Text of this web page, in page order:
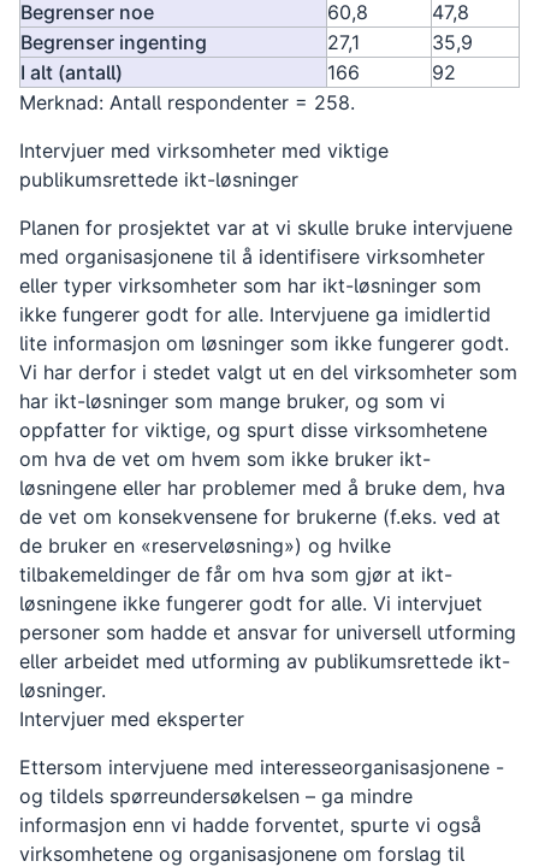
Begrenser noe 60,8
47,8
Begrenser ingenting
27,1
35,9
I alt (antall)
166
92
Merknad: Antall respondenter = 258.
Intervjuer med virksomheter med viktige
publikumsrettede ikt-løsninger
Planen for prosjektet var at vi skulle bruke intervjuene
med organisasjonene til å identifisere virksomheter
eller typer virksomheter som har ikt-løsninger som
ikke fungerer godt for alle. Intervjuene ga imidlertid
lite informasjon om løsninger som ikke fungerer godt.
Vi har derfor i stedet valgt ut en del virksomheter som
har ikt-løsninger som mange bruker, og som vi
oppfatter for viktige, og spurt disse virksomhetene
om hva de vet om hvem som ikke bruker ikt-
løsningene eller har problemer med å bruke dem, hva
de vet om konsekvensene for brukerne (f.eks. ved at
de bruker en «reserveløsning») og hvilke
tilbakemeldinger de får om hva som gjør at ikt-
løsningene ikke fungerer godt for alle. Vi intervjuet
personer som hadde et ansvar for universell utforming
eller arbeidet med utforming av publikumsrettede ikt-
løsninger.
Intervjuer med eksperter
Ettersom intervjuene med interesseorganisasjonene -
og tildels spørreundersøkelsen – ga mindre
informasjon enn vi hadde forventet, spurte vi også
virksomhetene og organisasjonene om forslag til